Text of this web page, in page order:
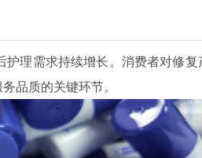
理需求持续增长。消费者对修复
品质的关键环节。